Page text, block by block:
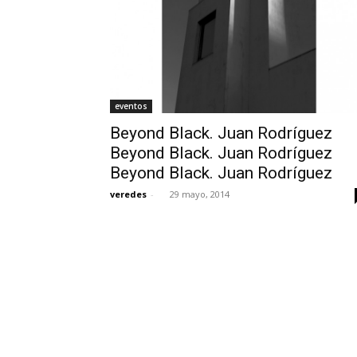
eventos
Beyond Black. Juan Rodríguez
Beyond Black. Juan Rodríguez
Beyond Black. Juan Rodríguez
veredes - 29 mayo, 2014